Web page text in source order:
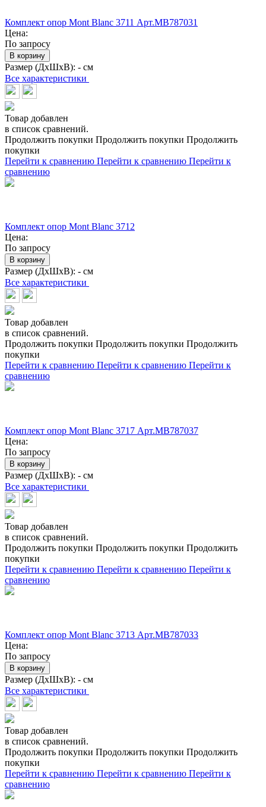
Комплект опор Mont Blanc 3711 Арт.MB787031
Цена:
По запросу
В корзину
Размер (ДхШхВ): - см
Все характеристики
Товар добавлен
в список сравнений.
Продолжить покупки Продолжить покупки Продолжить
покупки
Перейти к сравнению Перейти к сравнению Перейти к
сравнению
Комплект опор Mont Blanc 3712
Цена:
По запросу
В корзину
Размер (ДхШхВ): - см
Все характеристики
Товар добавлен
в список сравнений.
Продолжить покупки Продолжить покупки Продолжить
покупки
Перейти к сравнению Перейти к сравнению Перейти к
сравнению
Комплект опор Mont Blanc 3717 Арт.MB787037
Цена:
По запросу
В корзину
Размер (ДхШхВ): - см
Все характеристики
Товар добавлен
в список сравнений.
Продолжить покупки Продолжить покупки Продолжить
покупки
Перейти к сравнению Перейти к сравнению Перейти к
сравнению
Комплект опор Mont Blanc 3713 Арт.MB787033
Цена:
По запросу
В корзину
Размер (ДхШхВ): - см
Все характеристики
Товар добавлен
в список сравнений.
Продолжить покупки Продолжить покупки Продолжить
покупки
Перейти к сравнению Перейти к сравнению Перейти к
сравнению